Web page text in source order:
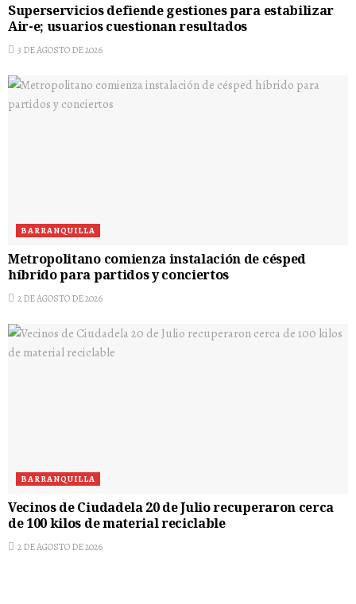
Superservicios defiende gestiones para estabilizar
Air-e; usuarios cuestionan resultados
3 DE AGOSTO DE 2026
BARRANQUILLA
Metropolitano comienza instalación de césped
híbrido para partidos y conciertos
2 DE AGOSTO DE 2026
BARRANQUILLA
Vecinos de Ciudadela 20 de Julio recuperaron cerca
de 100 kilos de material reciclable
2 DE AGOSTO DE 2026